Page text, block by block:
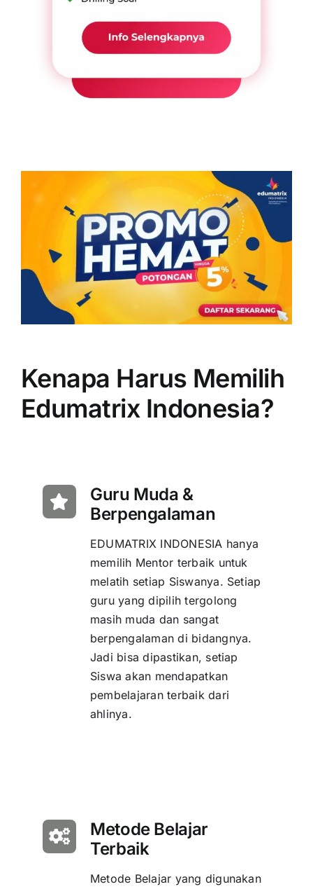
Kenapa Harus Memilih
Edumatrix Indonesia?
Guru Muda &
Berpengalaman
EDUMATRIX INDONESIA hanya
memilih Mentor terbaik untuk
melatih setiap Siswanya. Setiap
guru yang dipilih tergolong
masih muda dan sangat
berpengalaman di bidangnya.
Jadi bisa dipastikan, setiap
Siswa akan mendapatkan
pembelajaran terbaik dari
ahlinya.
Metode Belajar
Terbaik
Metode Belajar yang digunakan